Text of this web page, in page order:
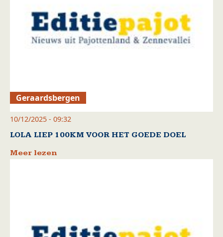
Geraardsbergen
10/12/2025 - 09:32
LOLA LIEP 100KM VOOR HET GOEDE DOEL
Meer lezen